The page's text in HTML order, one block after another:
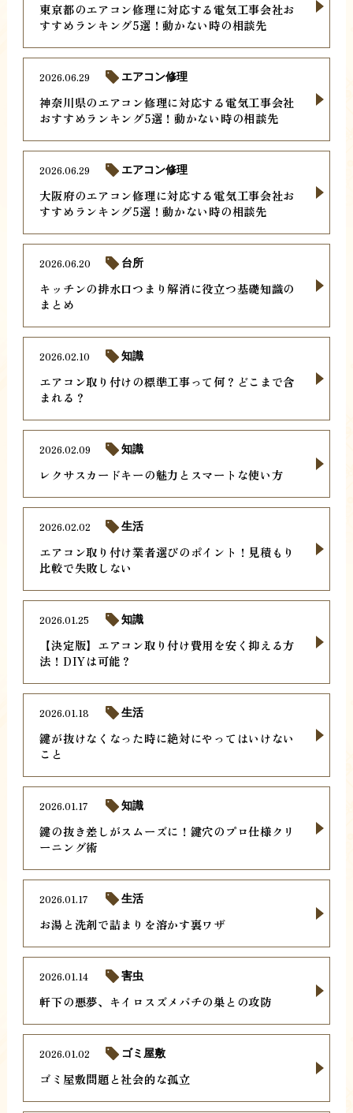
東京都のエアコン修理に対応する電気工事会社お
すすめランキング5選！動かない時の相談先
神奈川県のエアコン修理に対応する電気工事会社
おすすめランキング5選！動かない時の相談先
2026.06.29 エアコン修理
大阪府のエアコン修理に対応する電気工事会社お
すすめランキング5選！動かない時の相談先
2026.06.29 エアコン修理
キッチンの排水口つまり解消に役立つ基礎知識の
まとめ
2026.06.20 台所
エアコン取り付けの標準工事って何？どこまで含
まれる？
2026.02.10 知識
レクサスカードキーの魅力とスマートな使い方
2026.02.09 知識
エアコン取り付け業者選びのポイント！見積もり
比較で失敗しない
2026.02.02 生活
【決定版】エアコン取り付け費用を安く抑える方
法！DIYは可能？
2026.01.25 知識
鍵が抜けなくなった時に絶対にやってはいけない
こと
2026.01.18 生活
鍵の抜き差しがスムーズに！鍵穴のプロ仕様クリ
ーニング術
2026.01.17 知識
お湯と洗剤で詰まりを溶かす裏ワザ
2026.01.17 生活
軒下の悪夢、キイロスズメバチの巣との攻防
2026.01.14 害虫
ゴミ屋敷問題と社会的な孤立
2026.01.02 ゴミ屋敷